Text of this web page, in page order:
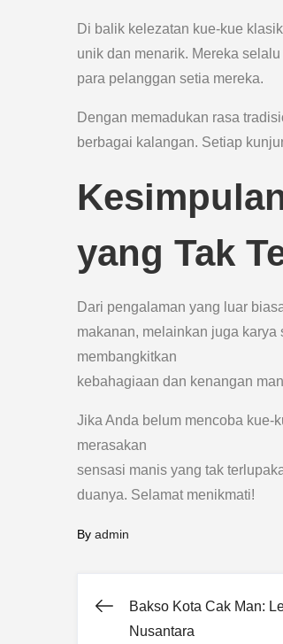
Di balik kelezatan kue-kue
unik dan menarik. Mereka
para pelanggan setia mereka.
Dengan memadukan rasa
berbagai kalangan. Setiap
yang Tak
Dari pengalaman yang luar
makanan, melainkan juga
membangkitkan
kebahagiaan dan kenangan
Jika Anda belum mencoba kue-
merasakan
sensasi manis yang tak
duanya. Selamat menikmati!
By admin
Post
Bakso Kota Cak Man:
Nusantara